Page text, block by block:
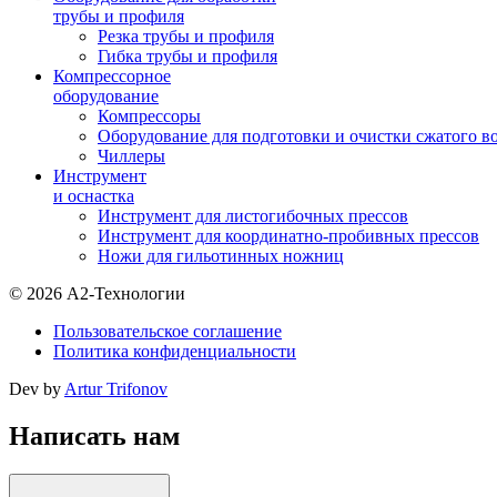
трубы и профиля
Резка трубы и профиля
Гибка трубы и профиля
Компрессорное
оборудование
Компрессоры
Оборудование для подготовки и очистки сжатого
Чиллеры
Инструмент
и оснастка
Инструмент для листогибочных прессов
Инструмент для координатно-пробивных прессов
Ножи для гильотинных ножниц
© 2026 А2-Технологии
Пользовательское соглашение
Политика конфиденциальности
Dev by Artur Trifonov
Написать нам